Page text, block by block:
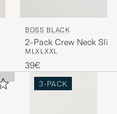
BOSS BLACK
2-Pack Crew Neck
White
M LXLXXL
39€
3-PACK